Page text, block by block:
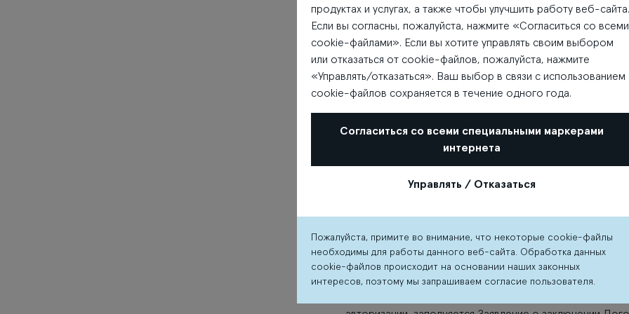
дополнительной идентификации, при необходимости
уже есть полных 15 лет и при доставке - в
доверенному представителю.
Для юридических лицПри заказе Подарочной карты
перечислением после получения счета или путем
Максимальная общая номинальная стоимость
день в Информационном центре или при оформлении
составляет EUR 400,00 (четыреста евро)
При покупке Подарочных карт на общую сумму более
проверка личных данных и заполняется Заявление о
карты, в котором указывается цель приобретения
При покупке Подарочных карт на общую сумму более
количества Подарочных карт, осуществляется
продуктах и услугах, а также чтобы улучшить работу веб-сайта.
Если вы согласны, пожалуйста, нажмите «Согласиться со всеми
cookie-файлами». Если вы хотите управлять своим выбором
или отказаться от cookie-файлов, пожалуйста, нажмите
«Управлять/отказаться». Ваш выбор в связи с использованием
cookie-файлов сохраняется в течение одного года.
Согласиться со всеми специальными маркерами
интернета
Управлять / Отказаться
Пожалуйста, примите во внимание, что некоторые cookie-файлы
необходимы для работы данного веб-сайта. Обработка данных
cookie-файлов происходит на основании наших законных
интересов, поэтому мы запрашиваем согласие пользователя.